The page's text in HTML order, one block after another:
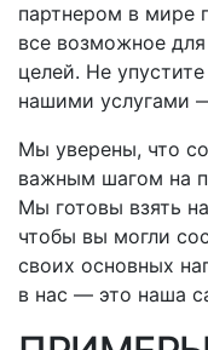
партнером в мире
все возможное
целей. Не
нашими услугами
Мы уверены, что
важным шагом на
Мы готовы взять
чтобы вы могли
своих основных
в нас — это наша